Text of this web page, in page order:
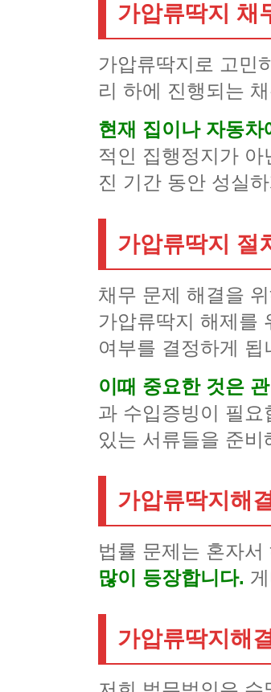
가압류딱지 채
가압류딱지로 고민
리 하에 진행되는
현재 집이나 자동
적인 집행정지가
진 기간 동안 성실
가압류딱지 절
채무 문제 해결을
가압류딱지 해제를
여부를 결정하게 됩
이때 중요한 것은
과 수입증빙이 필
있는 서류들을 준
가압류딱지해
법률 문제는 혼자
많이 등장합니다.
가압류딱지해